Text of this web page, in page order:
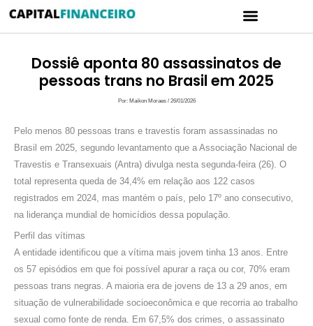
conteúdo
Menu
Dossiê aponta 80 assassinatos de
pessoas trans no Brasil em 2025
Por: Maikon Moraes / 26/01/2026
Pelo menos 80 pessoas trans e travestis foram assassinadas no
Brasil em 2025, segundo levantamento que a Associação Nacional de
Travestis e Transexuais (Antra) divulga nesta segunda-feira (26). O
total representa queda de 34,4% em relação aos 122 casos
registrados em 2024, mas mantém o país, pelo 17º ano consecutivo,
na liderança mundial de homicídios dessa população.
Perfil das vítimas
A entidade identificou que a vítima mais jovem tinha 13 anos. Entre
os 57 episódios em que foi possível apurar a raça ou cor, 70% eram
pessoas trans negras. A maioria era de jovens de 13 a 29 anos, em
situação de vulnerabilidade socioeconômica e que recorria ao trabalho
sexual como fonte de renda. Em 67,5% dos crimes, o assassinato